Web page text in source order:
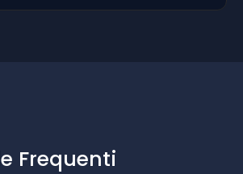
Frequenti